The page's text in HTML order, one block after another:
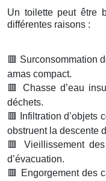
Un toilette peut être
différentes raisons :
🟥 Surconsommation
amas compact.
🟥
Chasse d’eau
déchets.
🟥
Infiltration d’objets
obstruent la descente
🟥
Vieillissement
d’évacuation.
🟥
Engorgement des